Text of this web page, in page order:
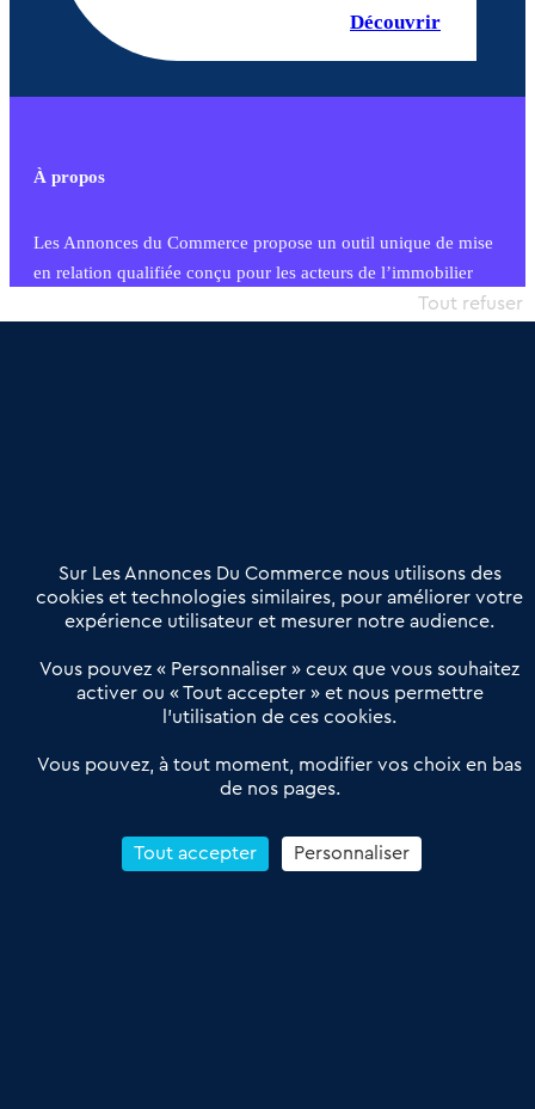
Découvrir
À propos
Les Annonces du Commerce propose un outil unique de mise
en relation qualifiée conçu pour les acteurs de l’immobilier
commercial et les collectivités territoriales, simple et intégrant
Offres Pro
Actualités
Qui sommes nous ?
Derniers articles
Réseau 3C : un partenaire national dédié aux transactions
Petitscommerces : Un partenariat au service du commerce de
proximité et des territoires
Reprendre un Restaurant Rapide
Sur Les Annonces Du Commerce nous utilisons des
cookies et technologies similaires, pour améliorer votre
expérience utilisateur et mesurer notre audience.
Vous pouvez « Personnaliser » ceux que vous souhaitez
activer ou « Tout accepter » et nous permettre
l’utilisation de ces cookies.
Vous pouvez, à tout moment, modifier vos choix en bas
de nos pages.
Tout accepter
Tout refuser
Personnaliser